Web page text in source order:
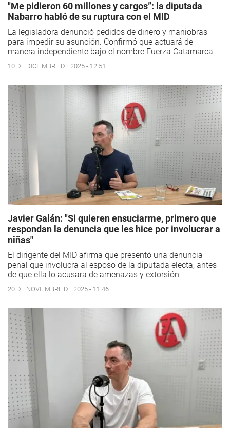
"Me pidieron 60 millones y cargos”: la diputada
Nabarro habló de su ruptura con el MID
La legisladora denunció pedidos de dinero y maniobras
para impedir su asunción. Confirmó que actuará de
manera independiente bajo el nombre Fuerza Catamarca.
10 DE DICIEMBRE DE 2025 - 12:51
Javier Galán: "Si quieren ensuciarme, primero que
respondan la denuncia que les hice por involucrar a
niñas"
El dirigente del MID afirma que presentó una denuncia
penal que involucra al esposo de la diputada electa, antes
de que ella lo acusara de amenazas y extorsión.
20 DE NOVIEMBRE DE 2025 - 11:46